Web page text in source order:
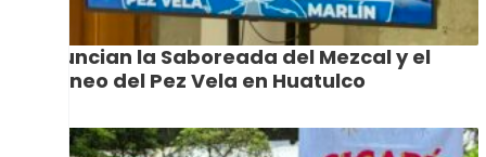
Anuncian la Saboreada del Mezcal y el
Torneo del Pez Vela en Huatulco